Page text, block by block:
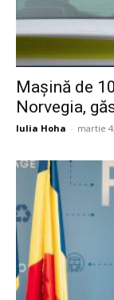
Mașină de
Norvegia,
Iulia Hoha - martie